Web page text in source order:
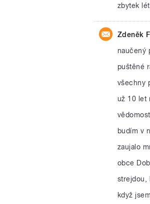
zbytek
Zdeněk
naučený
puštěné
všechny
už 10 let
budím v
zaujalo
obce
strejdou,
když